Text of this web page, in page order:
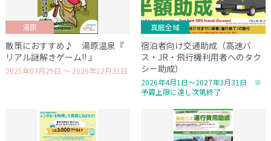
湯原
散策におすすめ♪ 湯原温泉『
リアル謎解きゲーム!! 』
2025年03月29日 ～ 2026年12月31日
真庭全域
宿泊者向け交通助成（高速バ
ス・JR・飛行機利用者へのタク
シー助成）
2026年4月1日～2027年3月31日 ※
予算上限に達し次第終了